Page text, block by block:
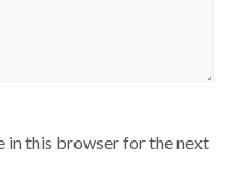
in this browser for the next